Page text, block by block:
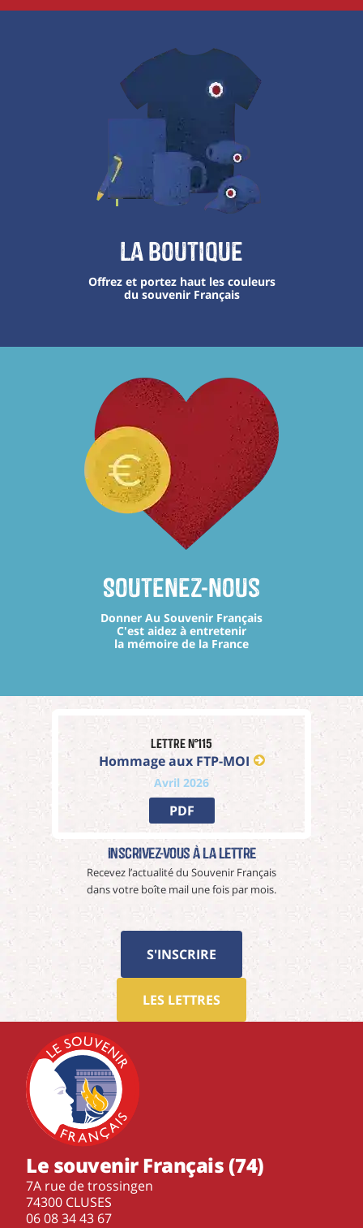
La boutique
Offrez et portez haut les couleurs
du souvenir Français
Soutenez-nous
Donner Au Souvenir Français
C'est aidez à entretenir
la mémoire de la France
Lettre n°115
Hommage aux FTP-MOI
Avril 2026
PDF
Inscrivez-vous à La Lettre
Recevez l’actualité du Souvenir Français
dans votre boîte mail une fois par mois.
S'INSCRIRE
LES LETTRES
Le souvenir Français (74)
7A rue de trossingen
74300 CLUSES
‭06 08 34 43 67‬